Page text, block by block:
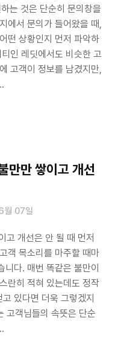
는 것은 단순히 문의창을
에서 문의가 들어왔을 때,
떤 상황인지 먼저 파악하
인 레딧에서도 비슷한 고
고객이 정보를 남겼지만,
만만 쌓이고 개선
07일
고 개선은 안 될 때 먼저
객 목소리를 마주할 때마
다. 매번 똑같은 불만이
란히 적혀 있는데도 정작
있다면 더욱 그렇겠지
고객님들의 속뜻은 단순